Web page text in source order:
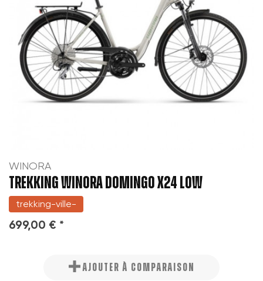
WINORA
TREKKING WINORA DOMINGO X24 LOW
trekking-ville-
699,00 € *
AJOUTER À COMPARAISON